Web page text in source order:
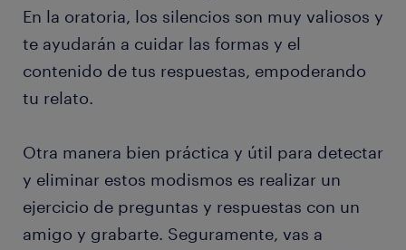
En la oratoria, los silencios son muy valiosos y
te ayudarán a cuidar las formas y el
contenido de tus respuestas, empoderando
tu relato.
Otra manera bien práctica y útil para detectar
y eliminar estos modismos es realizar un
ejercicio de preguntas y respuestas con un
amigo y grabarte. Seguramente, vas a